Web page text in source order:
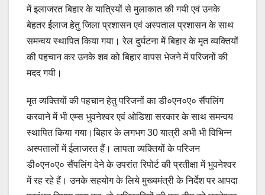
में इलाजरत बिहार के यात्रियों से मुलाकात की गयी एवं उनके
बेहतर ईलाज हेतु जिला प्रशासन एवं अस्पताल प्रशासन के साथ
समन्वय स्थापित किया गया। रेल दुर्घटना में बिहार के मृत व्यक्तियों
की पहचान कर उनके शव को बिहार वापस भेजने में परिजनों की
मदद गयी।
मृत व्यक्तियों की पहचान हेतु परिजनों का डी०एन०ए० सैंपलिंग
करवाने में भी एम्स भुवनेश्वर एवं ओडिशा सरकार के साथ समन्वय
स्थापित किया गया।बिहार के लगभग 30 यात्री अभी भी विभिन्न
अस्पतालों में ईलाजरत हैं। लापता व्यक्तियों के परिजन
डी०एन०ए० सैंपलिंग देने के उपरांत रिपोर्ट की प्रतीक्षा में भुवनेश्वर
में रह रहे हैं। उनके सहयोग के लिये मुख्यमंत्री के निर्देश पर आपदा